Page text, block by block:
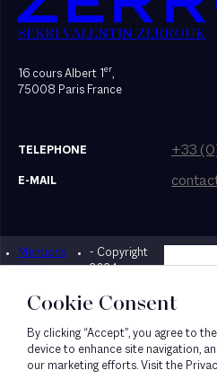
SEKRI VALENTIN ZERROUK
16 cours Albert 1er,
75008 Paris France
TELEPHONE +33
E-MAIL
Mentions
légales
- Copyright
2024
Designed
Cookie Consent
By clicking “Accept”, you agree to
device to enhance site navigation,
our marketing efforts. Visit the